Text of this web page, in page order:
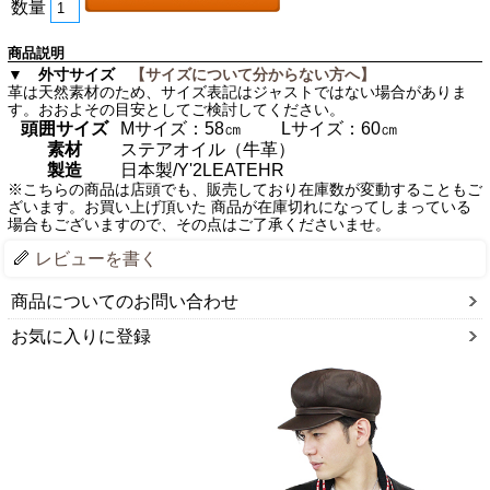
数量
商品説明
▼ 外寸サイズ
【サイズについて分からない方へ】
革は天然素材のため、サイズ表記はジャストではない場合がありま
す。おおよその目安としてご検討してください。
頭囲サイズ
Mサイズ：58㎝ Lサイズ：60㎝
素材
ステアオイル（牛革）
製造
日本製/Y'2LEATEHR
※こちらの商品は店頭でも、販売しており在庫数が変動することもご
ざいます。お買い上げ頂いた 商品が在庫切れになってしまっている
場合もございますので、その点はご了承くださいませ。
レビューを書く
商品についてのお問い合わせ
お気に入りに登録